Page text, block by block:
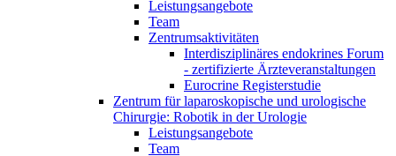
Leistungsangebote
Team
Zentrumsaktivitäten
Interdisziplinäres endokrines Forum
- zertifizierte Ärzteveranstaltungen
Eurocrine Registerstudie
Zentrum für laparoskopische und urologische
Chirurgie: Robotik in der Urologie
Leistungsangebote
Team